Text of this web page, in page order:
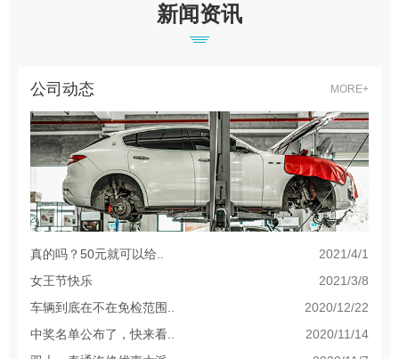
新闻资讯
公司动态 MORE+
2021/4/1
真的吗？50元就可以给..
2021/3/8
女王节快乐
2020/12/22
车辆到底在不在免检范围..
2020/11/14
中奖名单公布了，快来看..